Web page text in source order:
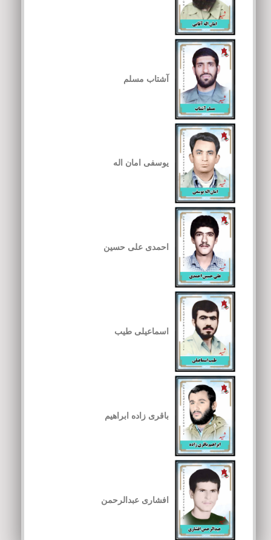
آشتاب مسلم
یوسفی امان اله
احمدی علی حسین
اسماعیلی طیب
باقری زاده ابراهیم
افشاری عبدالرحمن